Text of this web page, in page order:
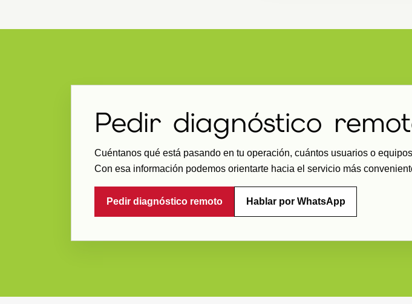
Pedir diagnóstico
Cuéntanos qué está pasando en tu operación, cuántos usuarios o
Con esa información podemos orientarte hacia el servicio más
Pedir diagnóstico remoto Hablar por WhatsApp